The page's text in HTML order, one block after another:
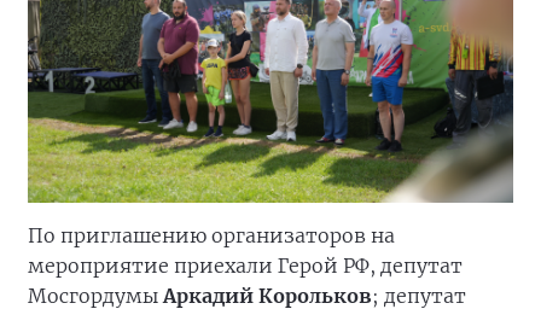
По приглашению организаторов на
мероприятие приехали Герой РФ, депутат
МосгордумыАркадий Корольков; депутат